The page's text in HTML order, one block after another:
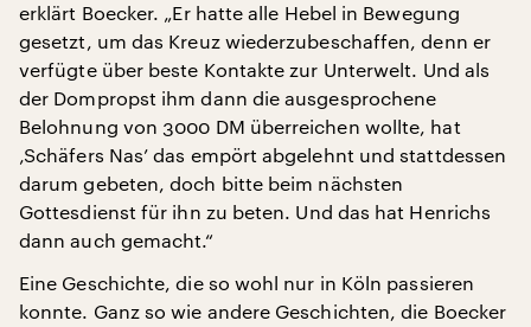
erklärt Boecker. „Er hatte alle Hebel in Bewegung
gesetzt, um das Kreuz wiederzubeschaffen, denn er
verfügte über beste Kontakte zur Unterwelt. Und als
der Dompropst ihm dann die ausgesprochene
Belohnung von 3000 DM überreichen wollte, hat
‚Schäfers Nas’ das empört abgelehnt und stattdessen
darum gebeten, doch bitte beim nächsten
Gottesdienst für ihn zu beten. Und das hat Henrichs
dann auch gemacht.“
Eine Geschichte, die so wohl nur in Köln passieren
konnte. Ganz so wie andere Geschichten, die Boecker